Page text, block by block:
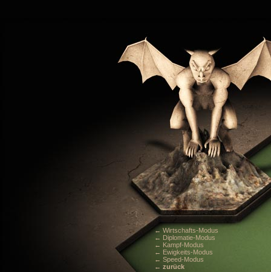
← Wirtschafts-Modus
← Diplomatie-Modus
← Kampf-Modus
← Ewigkeits-Modus
← Speed-Modus
← zurück